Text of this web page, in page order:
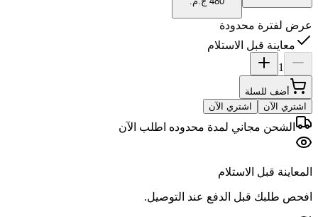
عرض لفترة محدودة
معاينة قبل الاستلام
1
أضف للسلة
اشتري الآن
اشتري الآن
الشحن مجاني لمدة محدوده اطلب الآن
المعاينة قبل الاستلام
افحص طلبك قبل الدفع عند التوصيل.